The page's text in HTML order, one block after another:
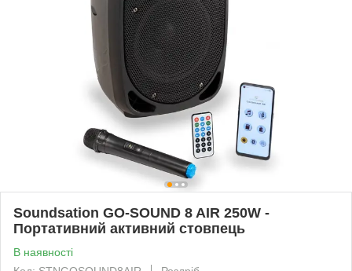
Soundsation GO-SOUND 8 AIR 250W -
Портативний активний стовпець
В наявності